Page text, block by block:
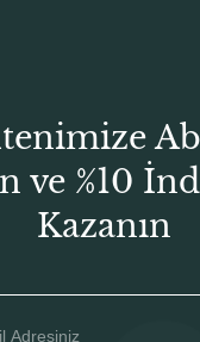
ve %10
Kazanın